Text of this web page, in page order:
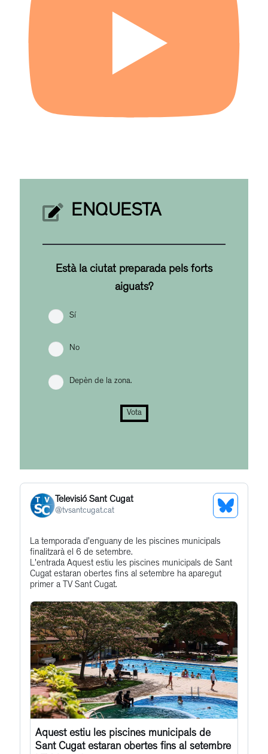
ENQUESTA
Està la ciutat preparada pels forts
aiguats?
Sí
No
Depèn de la zona.
Vota
Televisió Sant Cugat
@tvsantcugat.cat
See
Get
to
this
post
La temporada d’enguany de les piscines municipals
finalitzarà el 6 de setembre.
L'entrada Aquest estiu les piscines municipals de Sant
Cugat estaran obertes fins al setembre ha aparegut
primer a TV Sant Cugat.
Aquest estiu les piscines municipals de
Sant Cugat estaran obertes fins al setembre